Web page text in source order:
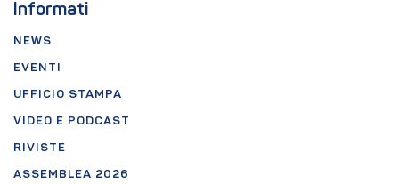
Informati
NEWS
EVENTI
UFFICIO STAMPA
VIDEO E PODCAST
RIVISTE
ASSEMBLEA 2026